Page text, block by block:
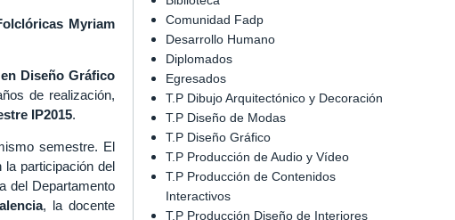
Myriam
Diseño Gráfico
de realización,
IP2015.
semestre. El
la participación del
del Departamento
, la docente
Comunidad Fadp
Desarrollo Humano
Diplomados
Egresados
T.P Dibujo Arquitectónico y Decoración
T.P Diseño de Modas
T.P Diseño Gráfico
T.P Producción de Audio y Vídeo
T.P Producción de Contenidos
Interactivos
T.P Producción Diseño de Interiores